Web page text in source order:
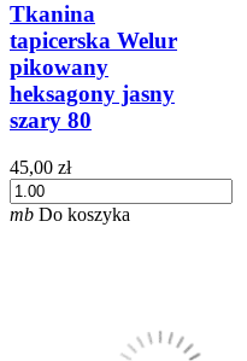
Tkanina
tapicerska Welur
pikowany
heksagony jasny
szary 80
45,00 zł
mb Do koszyka